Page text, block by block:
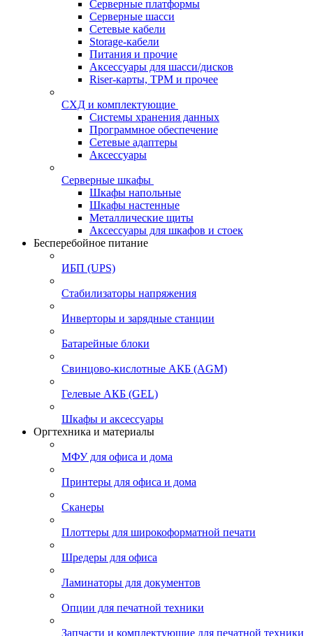
Серверные платформы
Серверные шасси
Сетевые кабели
Storage-кабели
Питания и прочие
Аксессуары для шасси/дисков
Riser-карты, TPM и прочее
СХД и комплектующие
Системы хранения данных
Программное обеспечение
Сетевые адаптеры
Аксессуары
Серверные шкафы
Шкафы напольные
Шкафы настенные
Металлические щиты
Аксессуары для шкафов и стоек
Бесперебойное питание
ИБП (UPS)
Стабилизаторы напряжения
Инверторы и зарядные станции
Батарейные блоки
Свинцово-кислотные АКБ (AGM)
Гелевые АКБ (GEL)
Шкафы и аксессуары
Оргтехника и материалы
МФУ для офиса и дома
Принтеры для офиса и дома
Сканеры
Плоттеры для широкоформатной печати
Шредеры для офиса
Ламинаторы для документов
Опции для печатной техники
Запчасти и комплектующие для печатной техники